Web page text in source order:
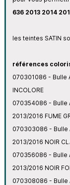
636 2013 2014
les teintes SATIN
références
070301086 - Bulle
INCOLORE
070354086 - Bulle
2013/2016 FUME
070303086 - Bulle
2013/2016 NOIR
070356086 - Bulle
2013/2016 NOIR
070308086 - Bulle